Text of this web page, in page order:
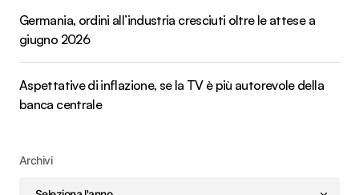
Germania, ordini all’industria cresciuti oltre le attese a
giugno 2026
Aspettative di inflazione, se la TV è più autorevole della
banca centrale
Archivi